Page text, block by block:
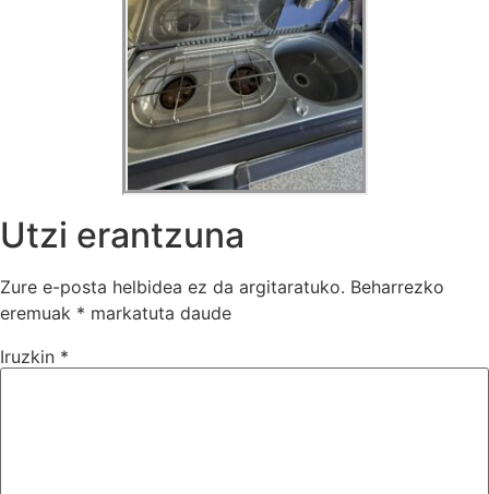
Utzi erantzuna
Zure e-posta helbidea ez da argitaratuko. Beharrezko
eremuak * markatuta daude
Iruzkin *